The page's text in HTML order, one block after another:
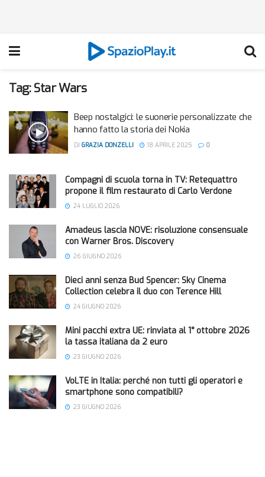
Tag:Star Wars
Beep nostalgici: le suonerie personalizzate che
hanno fatto la storia dei Nokia
DI GRAZIA DONZELLI 18 APRILE 2025 0
Compagni di scuola torna in TV: Retequattro
propone il film restaurato di Carlo Verdone
24 LUGLIO 2026
Amadeus lascia NOVE: risoluzione consensuale
con Warner Bros. Discovery
26 GIUGNO 2026
Dieci anni senza Bud Spencer: Sky Cinema
Collection celebra il duo con Terence Hill
24 GIUGNO 2026
Mini pacchi extra UE: rinviata al 1° ottobre 2026
la tassa italiana da 2 euro
23 GIUGNO 2026
VoLTE in Italia: perché non tutti gli operatori e
smartphone sono compatibili?
23 GIUGNO 2026